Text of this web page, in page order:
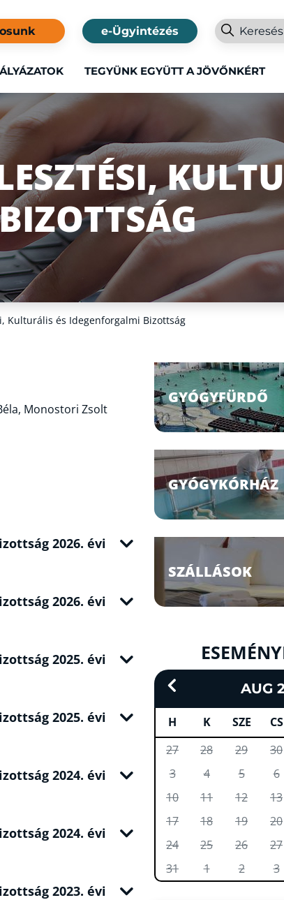
e-Ügyintézés
TEGYÜNK EGYÜTT A JÖVŐNKÉRT
Kulturális és Idegenforgalmi Bizottság
Monostori Zsolt
2026. évi
2026. évi
2025. évi
2025. évi
2024. évi
2024. évi
2023. évi
GYÓGYFÜRDŐ
GYÓGYKÓRHÁZ
SZÁLLÁSOK
AUG
H K SZE CS
27
28 29 30
3
4 5 6
10
11 12 13
17
18 19 20
24
25 26 27
31
1 2 3